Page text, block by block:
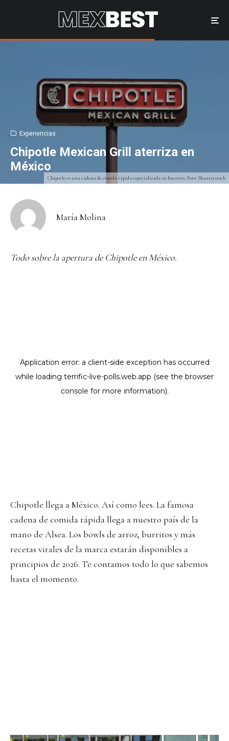
Chipotle es una cadena de comida rápida especializada en burritos. Foto: Shutterstock
Experiencias
Chipotle Mexican Grill aterriza en
México
María Molina
Todo sobre la apertura de Chipotle en México.
Chipotle llega a México. Así como lees. La famosa
cadena de comida rápida llega a nuestro país de la
mano de Alsea. Los bowls de arroz, burritos y más
recetas virales de la marca estarán disponibles a
principios de 2026. Te contamos todo lo que sabemos
hasta el momento.